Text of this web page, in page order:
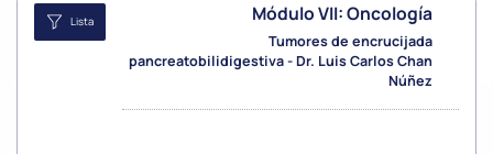
Lista Módulo VII: Oncología
Tumores de encrucijada
pancreatobilidigestiva - Dr. Luis Carlos Chan
Núñez